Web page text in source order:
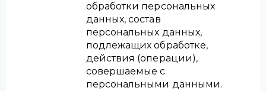
Серия Vittoriaобработки персональных
данных, состав
персональных данных,
подлежащих обработке,
действия (операции),
совершаемые с
персональными данными.